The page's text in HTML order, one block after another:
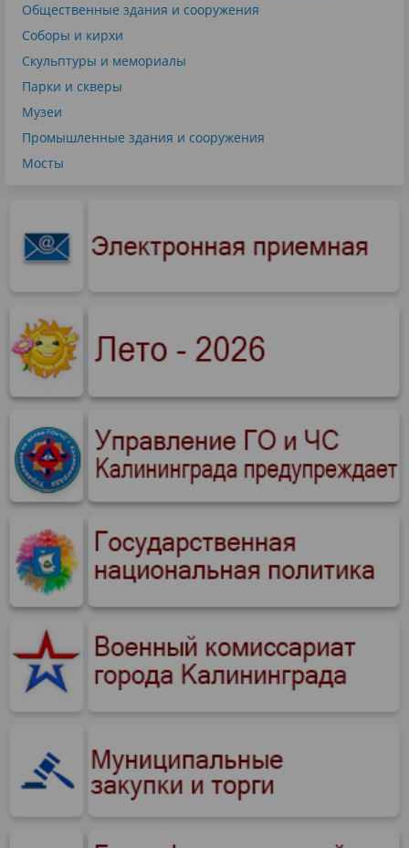
Общественные здания и сооружения
Соборы и кирхи
Скульптуры и мемориалы
Парки и скверы
Музеи
Промышленные здания и сооружения
Мосты